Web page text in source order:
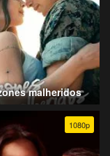
malheridos
1080p